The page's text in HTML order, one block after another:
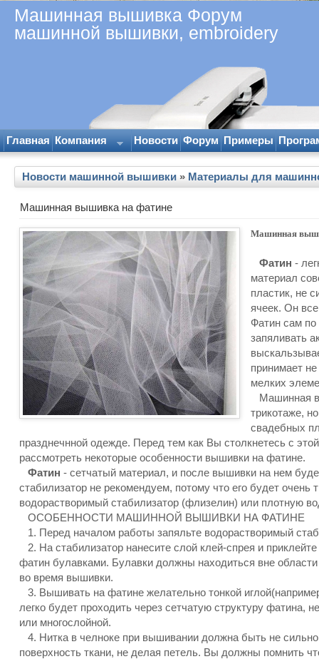
Машинная вышивка Форум
машинной вышивки, embroidery
Главная Компания Новости Форум Примеры
Новости машинной вышивки » Материалы для
Машинная вышивка на фатине
Машинная
Фатин -
материал
пластик, не
ячеек. Он
Фатин сам по
запяливать
принимает
мелких
Машинная
трикотаже,
свадебных
празднечнной одежде. Перед тем как Вы столкнетесь с
рассмотреть некоторые особенности вышивки на фатине.
Фатин - сетчатый материал, и после вышивки на нем
стабилизатор не рекомендуем, потому что его будет
водорастворимый стабилизатор (флизелин) или плотную
ОСОБЕННОСТИ МАШИННОЙ ВЫШИВКИ НА ФАТИНЕ
1. Перед началом работы запяльте водорастворимый
2. На стабилизатор нанесите слой клей-спрея и
фатин булавками. Булавки должны находиться вне
во время вышивки.
3. Вышивать на фатине желательно тонкой
легко будет проходить через сетчатую структуру фатина,
или многослойной.
4. Нитка в челноке при вышивании должна быть не
поверхность ткани, не делая петель. Вы должны помнить